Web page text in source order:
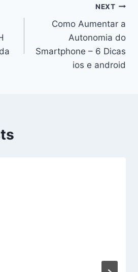
NEXT
Como Aumentar a
Autonomia do
Smartphone – 6 Dicas
ios e android